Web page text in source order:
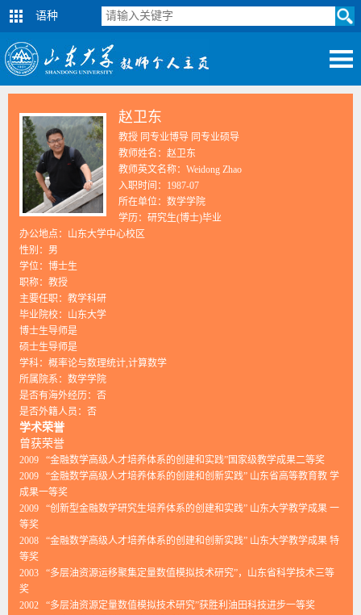
语种
赵卫东
教授 同专业博导 同专业硕导
教师姓名：赵卫东
教师英文名称：Weidong Zhao
入职时间：1987-07
所在单位：数学学院
学历：研究生(博士)毕业
办公地点：山东大学中心校区
性别：男
学位：博士生
职称：教授
主要任职：教学科研
毕业院校：山东大学
博士生导师是
硕士生导师是
学科：概率论与数理统计,计算数学
所属院系：数学学院
是否有海外经历：否
是否外籍人员：否
学术荣誉
曾获荣誉
2009 “金融数学高级人才培养体系的创建和实践”国家级教学成果二等奖
2009 “金融数学高级人才培养体系的创建和创新实践” 山东省高等教育教 学
成果一等奖
2009 “创新型金融数学研究生培养体系的创建和实践” 山东大学教学成果 一
等奖
2008 “金融数学高级人才培养体系的创建和创新实践” 山东大学教学成果 特
等奖
2003 “多层油资源运移聚集定量数值模拟技术研究”，山东省科学技术三等
奖
2002 “多层油资源定量数值模拟技术研究”获胜利油田科技进步一等奖